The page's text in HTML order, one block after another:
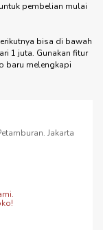
pembelian mulai
bisa di bawah
1 juta. Gunakan fitur
baru melengkapi
Jakarta